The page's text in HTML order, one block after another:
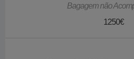
Bagagem não
1250€